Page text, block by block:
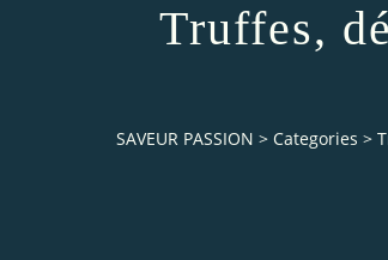
Truffes,
SAVEUR PASSION > Categories >